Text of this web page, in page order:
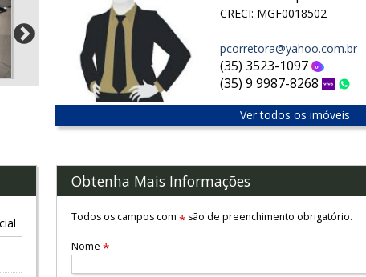
CRECI: MGF0018502
pcorretora@yahoo.com.br
(35) 3523-1097
(35) 9 9987-8268 Vivo
Ver todos os imóveis
Obtenha Mais Informações
Todos os campos com *são de preenchimento obrigatório.
Nome *